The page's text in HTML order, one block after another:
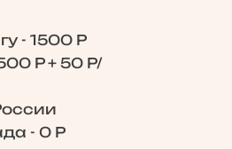
- 1500 Р
Р + 50 Р/
- 0 Р